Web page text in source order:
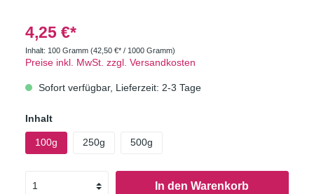
4,25 €*
Inhalt: 100 Gramm (42,50 €* / 1000 Gramm)
Preise inkl. MwSt. zzgl. Versandkosten
Sofort verfügbar, Lieferzeit: 2-3 Tage
Inhalt
100g 250g 500g
In den Warenkorb